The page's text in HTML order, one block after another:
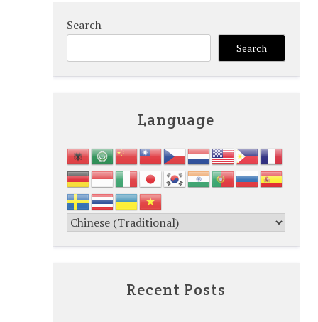
Search
Search
Language
Recent Posts